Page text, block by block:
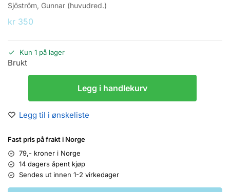
Sjöström, Gunnar (huvudred.)
kr 350
Kun 1 på lager
Brukt
Legg i handlekurv
Legg til i ønskeliste
Fast pris på frakt i Norge
79,- kroner i Norge
14 dagers åpent kjøp
Sendes ut innen 1-2 virkedager